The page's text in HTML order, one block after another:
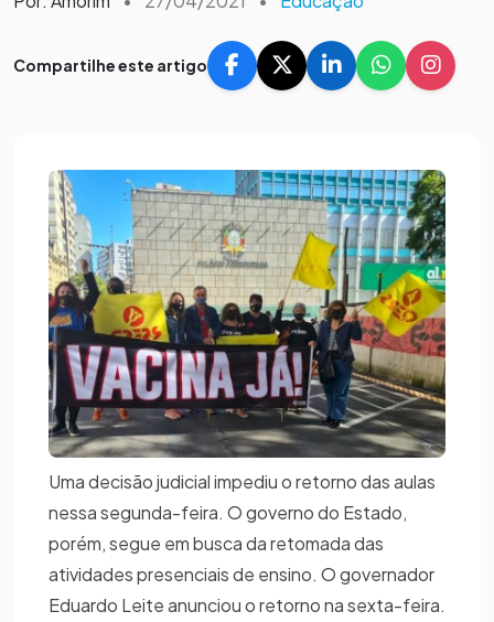
Compartilhe este artigo
Uma decisão judicial impediu o retorno das aulas
nessa segunda-feira. O governo do Estado,
porém, segue em busca da retomada das
atividades presenciais de ensino. O governador
Eduardo Leite anunciou o retorno na sexta-feira.